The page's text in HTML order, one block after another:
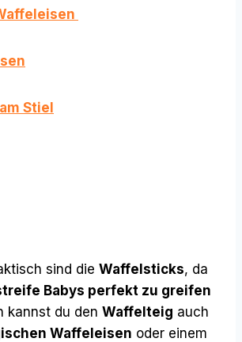
Stiel
sind die Waffelsticks, da
Babys perfekt zu greifen
kannst du den Waffelteig auch
Waffeleisen oder einem